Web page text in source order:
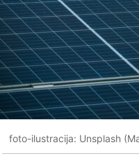
foto-ilustracija: Unsplash